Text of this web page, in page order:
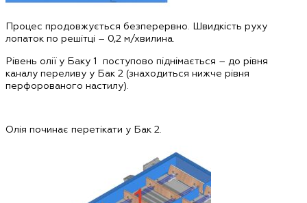
Процес продовжується безперервно. Швидкість руху
лопаток по решітці – 0,2 м/хвилина.
Рівень олії у Баку 1 поступово піднімається – до рівня
каналу переливу у Бак 2 (знаходиться нижче рівня
перфорованого настилу).
Олія починає перетікати у Бак 2.